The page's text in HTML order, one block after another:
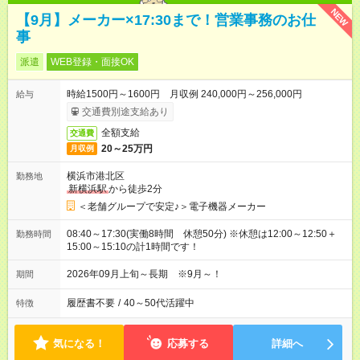
NEW
【9月】メーカー×17:30まで！営業事務のお仕
事
派遣 WEB登録・面接OK
給与
時給1500円～1600円 月収例 240,000円～256,000円
交通費別途支給あり
交通費 全額支給
月収例 20～25万円
勤務地
横浜市港北区
新横浜駅から徒歩2分
＜老舗グループで安定♪＞電子機器メーカー
勤務時間
08:40～17:30(実働8時間 休憩50分) ※休憩は12:00～12:50＋
15:00～15:10の計1時間です！
期間 2026年09月上旬～長期 ※9月～！
特徴 履歴書不要 / 40～50代活躍中
気になる！ 応募する 詳細へ